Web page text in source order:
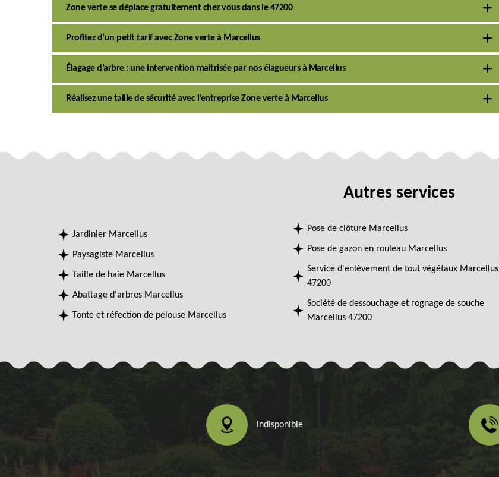
Zone verte se déplace gratuitement chez vous dans le 47200
Profitez d’un petit tarif avec Zone verte à Marcellus
Élagage d’arbre : une intervention maitrisée par nos élagueurs à Marcellus
Réalisez une taille de sécurité avec l’entreprise Zone verte à Marcellus
Autres services
Jardinier Marcellus
Paysagiste Marcellus
Taille de haie Marcellus
Abattage d'arbres Marcellus
Tonte et réfection de pelouse Marcellus
Pose de clôture Marcellus
Pose de gazon en rouleau Marcellus
Service d'enlèvement de tout végétaux Marcellus
47200
Société de dessouchage et rognage de souche
Marcellus 47200
indisponible